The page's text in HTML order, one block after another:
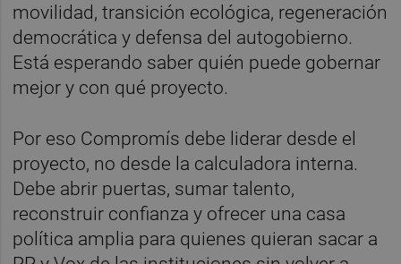
movilidad, transición ecológica, regeneración
democrática y defensa del autogobierno.
Está esperando saber quién puede gobernar
mejor y con qué proyecto.
Por eso Compromís debe liderar desde el
proyecto, no desde la calculadora interna.
Debe abrir puertas, sumar talento,
reconstruir confianza y ofrecer una casa
política amplia para quienes quieran sacar a